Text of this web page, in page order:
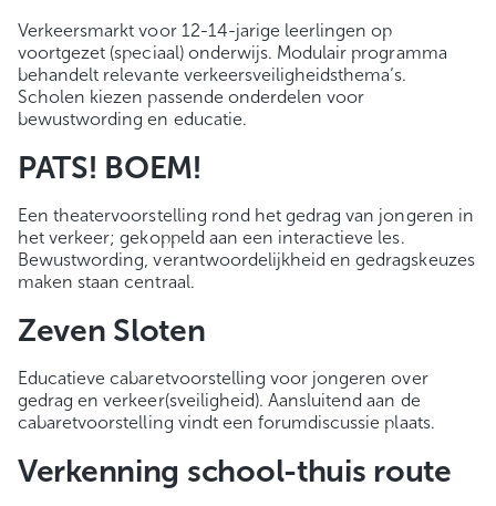
Verkeersmarkt voor 12-14-jarige leerlingen op
voortgezet (speciaal) onderwijs. Modulair programma
behandelt relevante verkeersveiligheidsthema’s.
Scholen kiezen passende onderdelen voor
bewustwording en educatie.
PATS! BOEM!
Een theatervoorstelling rond het gedrag van jongeren in
het verkeer; gekoppeld aan een interactieve les.
Bewustwording, verantwoordelijkheid en gedragskeuzes
maken staan centraal.
Zeven Sloten
Educatieve cabaretvoorstelling voor jongeren over
gedrag en verkeer(sveiligheid). Aansluitend aan de
cabaretvoorstelling vindt een forumdiscussie plaats.
Verkenning school-thuis route